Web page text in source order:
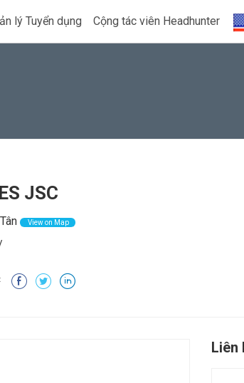
lý Tuyển dụng Cộng tác viên Headhunter
JSC
View on Map
Liên